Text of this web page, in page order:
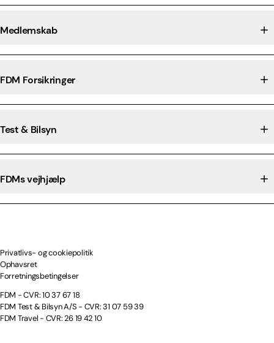
Medlemskab
FDM Forsikringer
Test & Bilsyn
FDMs vejhjælp
Privatlivs- og cookiepolitik
Ophavsret
Forretningsbetingelser
FDM - CVR: 10 37 67 18
FDM Test & Bilsyn A/S - CVR: 31 07 59 39
FDM Travel - CVR: 26 19 42 10